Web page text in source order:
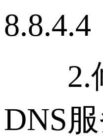
2.修
DNS